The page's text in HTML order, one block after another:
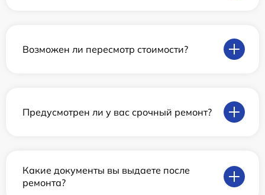
Возможен ли пересмотр стоимости?
Предусмотрен ли у вас срочный ремонт?
Какие документы вы выдаете после
ремонта?